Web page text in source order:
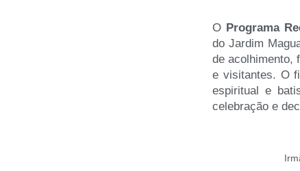
O Programa
do Jardim
de acolhimento,
e visitantes. O
espiritual e
celebração e